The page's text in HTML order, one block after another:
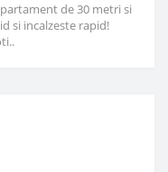
de 30 metri si
si incalzeste rapid!